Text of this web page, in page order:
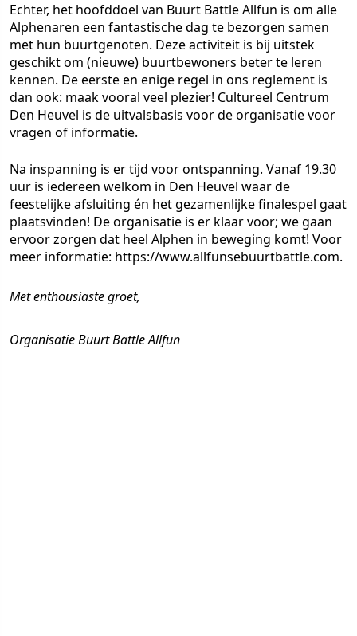
Echter, het hoofddoel van Buurt Battle Allfun is om alle
Alphenaren een fantastische dag te bezorgen samen
met hun buurtgenoten. Deze activiteit is bij uitstek
geschikt om (nieuwe) buurtbewoners beter te leren
kennen. De eerste en enige regel in ons reglement is
dan ook: maak vooral veel plezier! Cultureel Centrum
Den Heuvel is de uitvalsbasis voor de organisatie voor
vragen of informatie.
Na inspanning is er tijd voor ontspanning. Vanaf 19.30
uur is iedereen welkom in Den Heuvel waar de
feestelijke afsluiting én het gezamenlijke finalespel gaat
plaatsvinden! De organisatie is er klaar voor; we gaan
ervoor zorgen dat heel Alphen in beweging komt! Voor
meer informatie: https://www.allfunsebuurtbattle.com.
Met enthousiaste groet,
Organisatie Buurt Battle Allfun